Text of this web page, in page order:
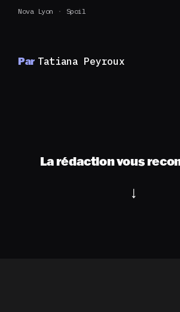
Nova Lyon Spoil
Par Tatiana Peyroux
La rédaction vous